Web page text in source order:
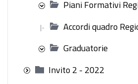
Piani Formativi
|-
Accordi quadro
Graduatorie
Invito 2 - 2022